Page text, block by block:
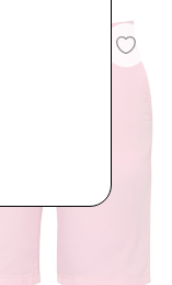
Chances